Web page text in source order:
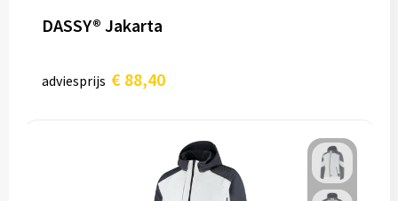
DASSY® Jakarta
adviesprijs € 88,40